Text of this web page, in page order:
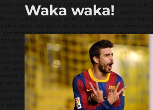
Waka waka!